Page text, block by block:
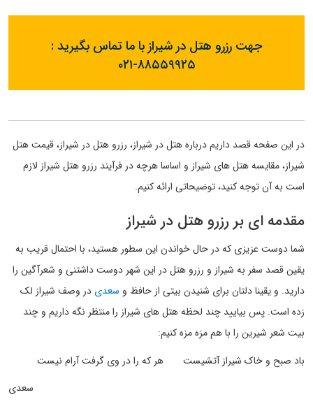
جهت رزرو هتل در شیراز با ما تماس بگیرید :
۰۲۱-۸۸۵۵۹۹۲۵
در این صفحه قصد داریم درباره هتل در شیراز، رزرو هتل در شیراز، قیمت هتل
شیراز، مقایسه هتل های شیراز و اساسا هرچه در فرآیند رزرو هتل شیراز لازم
است به آن توجه کنید، توضیحاتی ارائه کنیم.
مقدمه ای بر رزرو هتل در شیراز
شما دوست عزیزی که در حال خواندن این سطور هستید، با احتمال قریب به
یقین قصد سفر به شیراز و رزرو هتل در این شهر دوست داشتنی و شعرآگین را
دارید. و یقینا دلتان برای شنیدن بیتی از حافظ و سعدی در وصف شیراز لک
زده است. پس بیایید چند لحظه هتل های شیراز را منتظر نگه داریم و چند
بیت شعر شیرین را با هم مزه مزه کنیم:
باد صبح و خاک شیراز آتشیست هر که را در وی گرفت آرام نیست
سعدی